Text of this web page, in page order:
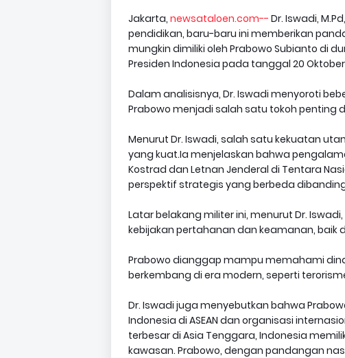
Jakarta, newsataloen.com-- Dr. Iswadi,
pendidikan, baru-baru ini memberikan
mungkin dimiliki oleh Prabowo Subianto di
Presiden Indonesia pada tanggal 20
Dalam analisisnya, Dr. Iswadi menyoroti
Prabowo menjadi salah satu tokoh penting
Menurut Dr. Iswadi, salah satu kekuatan
yang kuat.Ia menjelaskan bahwa
Kostrad dan Letnan Jenderal di Tentara
perspektif strategis yang berbeda
Latar belakang militer ini, menurut Dr.
kebijakan pertahanan dan keamanan, baik
Prabowo dianggap mampu memahami
berkembang di era modern, seperti
Dr. Iswadi juga menyebutkan bahwa
Indonesia di ASEAN dan organisasi
terbesar di Asia Tenggara, Indonesia
kawasan. Prabowo, dengan pandangan